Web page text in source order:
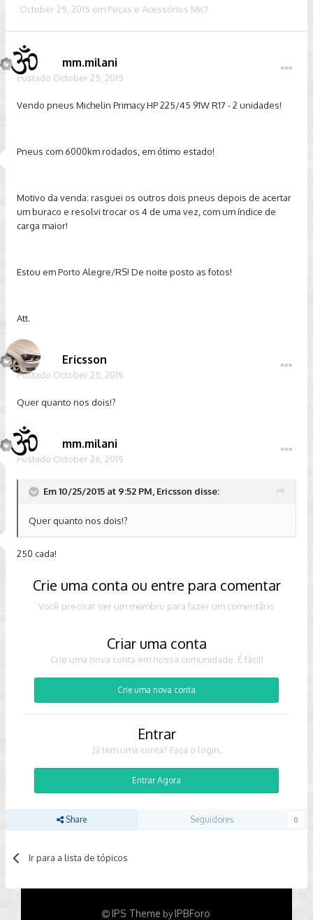
October 25, 2015 em Peças e Acessórios MK7
mm.milani
Postado October 25, 2015
Vendo pneus Michelin Primacy HP 225/45 91W R17 - 2 unidades!
Pneus com 6000km rodados, em ótimo estado!
Motivo da venda: rasguei os outros dois pneus depois de acertar
um buraco e resolvi trocar os 4 de uma vez, com um índice de
carga maior!
Estou em Porto Alegre/RS! De noite posto as fotos!
Att.
Ericsson
Postado October 25, 2015
Quer quanto nos dois!?
mm.milani
Postado October 26, 2015
Em 10/25/2015 at 9:52 PM, Ericsson disse:
Quer quanto nos dois!?
250 cada!
Crie uma conta ou entre para comentar
Você precisar ser um membro para fazer um comentário
Criar uma conta
Crie uma nova conta em nossa comunidade. É fácil!
Crie uma nova conta
Entrar
Já tem uma conta? Faça o login.
Entrar Agora
Share Seguidores 0
Ir para a lista de tópicos
IPS Theme byIPBForo